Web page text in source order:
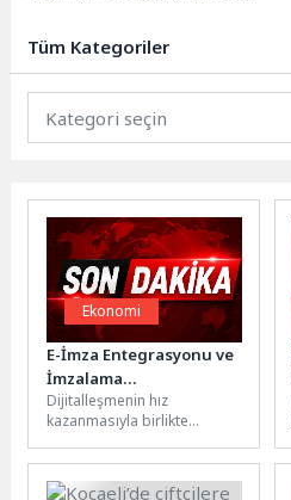
adaylara "nokta...
Tüm Kategoriler
Ekonomi
E-İmza Entegrasyonu ve
İmzalama
Kütüphanelerine Olan
İhtiyaç Artıyor
Dijitalleşmenin hız
kazanmasıyla birlikte
zaman damgası süreçlerini
kendi sistemlerine entegre